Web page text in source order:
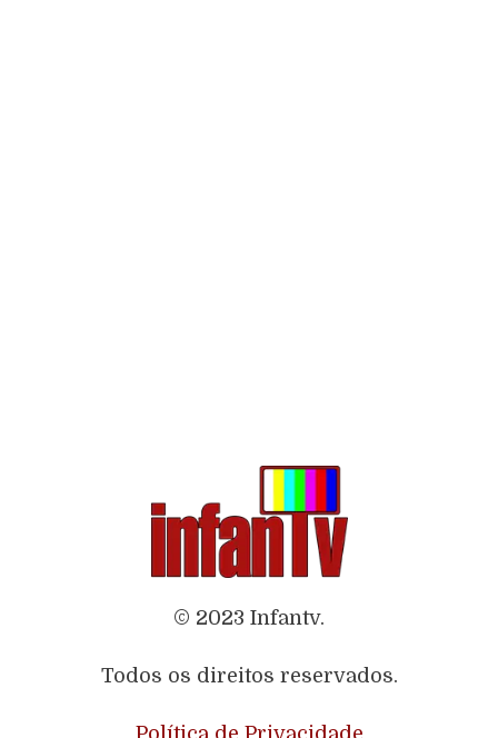
© 2023 Infantv.
Todos os direitos reservados.